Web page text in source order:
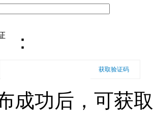
：
获取验证码
成功后，可获